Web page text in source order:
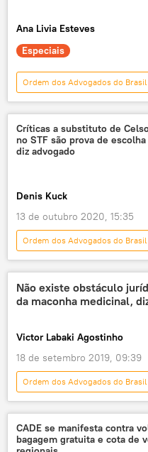
Ana Livia Esteves
Especiais
Ordem dos Advogados do Brasil
Notícias do Brasil
Sergio Moro
governo
Jair Bolsonaro
Luiz
Procuradoria Geral da República
Ministério Público
Críticas a substituto de
no STF são prova de
diz advogado
Denis Kuck
13 de outubro 2020, 15:35
Ordem dos Advogados do Brasil
Análise
Notícias do
Celso de Mello
justiça
governo
CNBB
Não existe obstáculo
da maconha medicinal,
Victor Labaki Agostinho
18 de setembro 2019, 09:39
Ordem dos Advogados do Brasil
Notícias
cannabis
maconha medicinal
Ministério da Saúde
CADE se manifesta contra
bagagem gratuita e cota de